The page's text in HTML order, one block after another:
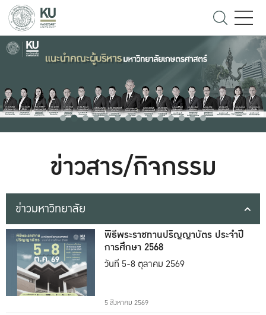
ข่าวสาร/กิจกรรม
ข่าวมหาวิทยาลัย
พิธีพระราชทานปริญญาบัตร ประจำปี
การศึกษา 2568
วันที่ 5-8 ตุลาคม 2569
5 สิงหาคม 2569